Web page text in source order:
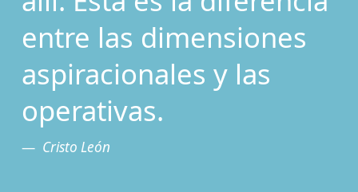
entre las dimensiones
aspiracionales y las
operativas.
Cristo León